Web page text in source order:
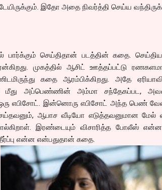
இதோ அதை நிவர்த்தி செய்ய
பார்க்கும் செய்திதான் படத்தின் கதை.
முகத்தில் ஆசிட் ஊத்தப்பட்டு
கதை ஆரம்பிக்கிறது. அதே
மீது அப்பெண்ணின் அம்மா சந்தேகப்பட,
எபிசோட். இன்னொரு எபிசோட் அந்த பெண்
ஆபாச வீடியோ எடுத்தவனுமான மேல்
இரண்டையும் விசாரித்த போலீஸ் என்ன
என்ன என்பதுதான் கதை.